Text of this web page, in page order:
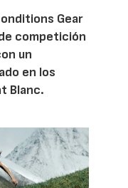
Gear
competición
un
en los
Blanc.